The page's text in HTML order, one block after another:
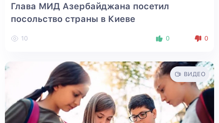
Глава МИД Азербайджана посетил
посольство страны в Киеве
10 0 0
ВИДЕО